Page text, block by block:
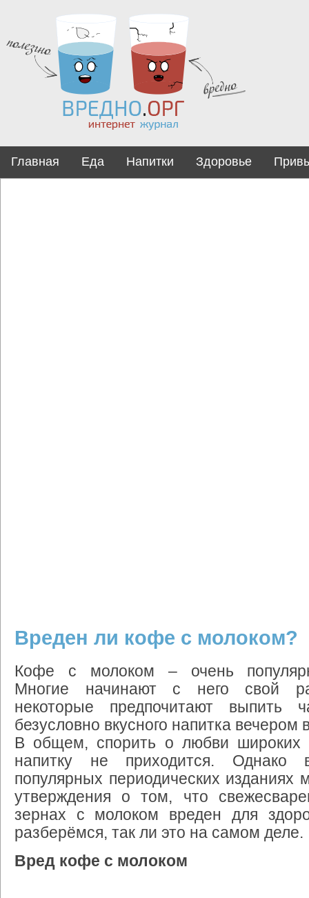
Главная Еда Напитки Здоровье
Вреден ли кофе с молоком?
Кофе с молоком – очень
Многие начинают с него свой
некоторые предпочитают выпить
безусловно вкусного напитка вечером
В общем, спорить о любви широких
напитку не приходится.
популярных периодических изданиях
утверждения о том, что
зернах с молоком вреден для
разберёмся, так ли это на самом деле.
Вред кофе с молоком